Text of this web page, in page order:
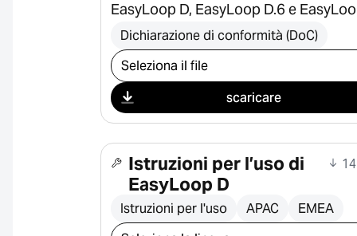
EasyLoop D, EasyLoop D.6 e
Dichiarazione di conformità (DoC)
Seleziona il download
scaricare
Istruzioni per l’uso di
EasyLoop D
Istruzioni per l'uso APAC EMEA